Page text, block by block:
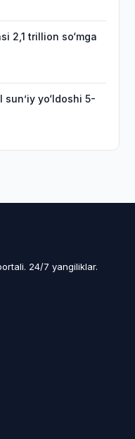
2,1 trillion so‘mga
yo‘ldoshi 5-
24/7 yangiliklar.